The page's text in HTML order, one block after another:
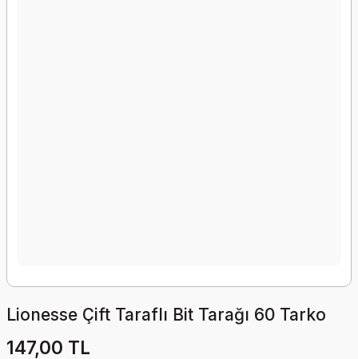
Lionesse Çift Taraflı Bit Tarağı 60 Tarko
147,00 TL